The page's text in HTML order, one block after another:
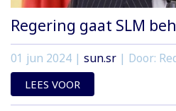
Regering gaat SLM
01 jun 2024 | sun.sr | Door:
LEES VOOR